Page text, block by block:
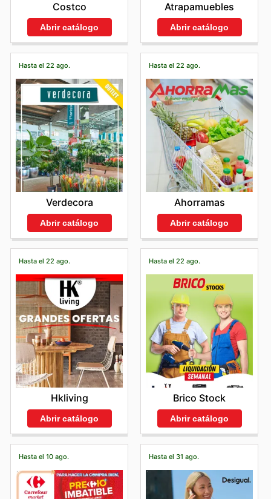
Costco
Abrir catálogo
Atrapamuebles
Abrir catálogo
Hasta el 22 ago.
Verdecora
Abrir catálogo
Hasta el 22 ago.
Ahorramas
Abrir catálogo
Hasta el 22 ago.
Hkliving
Abrir catálogo
Hasta el 22 ago.
Brico Stock
Abrir catálogo
Hasta el 10 ago. Hasta el 31 ago.